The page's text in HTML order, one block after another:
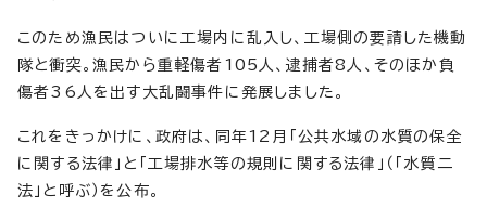
このため漁民はついに工場内に乱入し、工場側の要請した機動
隊と衝突。漁民から重軽傷者105人、逮捕者8人、そのほか負
傷者36人を出す大乱闘事件に発展しました。
これをきっかけに、政府は、同年12月「公共水域の水質の保全
に関する法律」と「工場排水等の規則に関する法律」（「水質二
法」と呼ぶ）を公布。